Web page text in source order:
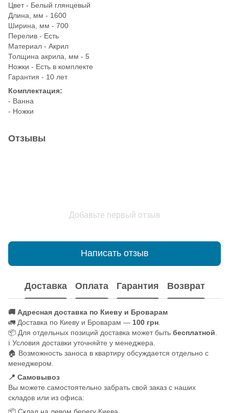
Цвет - Белый глянцевый
Длина, мм - 1600
Ширина, мм - 700
Перелив - Есть
Материал - Акрил
Толщина акрила, мм - 5
Ножки - Есть в комплекте
Гарантия - 10 лет
Комплектация:
- Ванна
- Ножки
Отзывы
Добавьте первый отзыв
Написать отзыв
Доставка Оплата Гарантия Возврат
🚚 Адресная доставка по Киеву и Броварам
🚛 Доставка по Киеву и Броварам — 100 грн
📦 Для отдельных позиций доставка может быть бесплатной
ℹ️ Условия доставки уточняйте у менеджера.
🏠 Возможность заноса в квартиру обсуждается отдельно с
менеджером.
📍 Самовывоз
Вы можете самостоятельно забрать свой заказ с наших
складов или из офиса:
📦 Склад на левом берегу Киева